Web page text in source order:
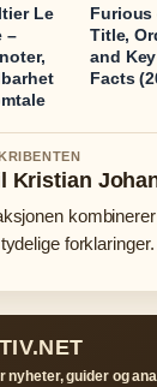
Le
–
Furious
Title,
and Key
Facts
Kristian
forklaringer.
nyheter, guider og